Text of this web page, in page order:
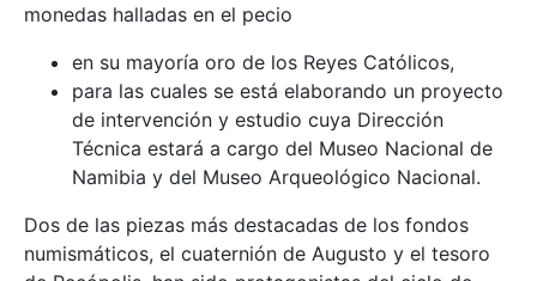
monedas halladas en el pecio
en su mayoría oro de los Reyes Católicos,
para las cuales se está elaborando un proyecto
de intervención y estudio cuya Dirección
Técnica estará a cargo del Museo Nacional de
Namibia y del Museo Arqueológico Nacional.
Dos de las piezas más destacadas de los fondos
numismáticos, el cuaternión de Augusto y el tesoro